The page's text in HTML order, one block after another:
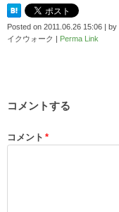
Posted on 2011.06.26 15:06 by
イクウォーク
Perma Link
コメントする
コメント *